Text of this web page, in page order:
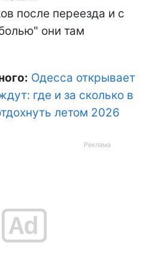
после переезда и с
они там
Одесса открывает
где и за сколько в
летом 2026